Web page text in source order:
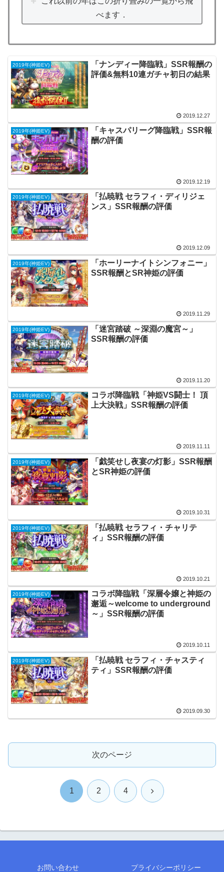
べます．
2019年(神姫EV)
「ナンディー降臨戦」SSR報酬の
評価&無料10連ガチャ初日の結果
2019.12.27
2019年(神姫EV)
「キャスパリーグ降臨戦」SSR報
酬の評価
2019.12.19
2019年(神姫EV)
「払暁戦 セラフィ・ディリジェ
ンス」SSR報酬の評価
2019.12.09
2019年(神姫EV)
「ホーリーナイトシンフォニー」
SSR報酬とSR神姫の評価
2019.11.29
2019年(神姫EV)
「迷宮踏破 ～深淵の魔宮～」
SSR報酬の評価
2019.11.20
2019年(神姫EV)
コラボ降臨戦「神姫VS闘士！ 頂
上大決戦」SSR報酬の評価
2019.11.11
2019年(神姫EV)
「戯笑せし夜宴の灯影」SSR報酬
とSR神姫の評価
2019.10.31
2019年(神姫EV)
「払暁戦 セラフィ・チャリテ
ィ」SSR報酬の評価
2019.10.21
2019年(神姫EV)
コラボ降臨戦「深層令嬢と神姫の
邂逅～welcome to underground
～」SSR報酬の評価
2019.10.11
2019年(神姫EV)
「払暁戦 セラフィ・チャスティ
ティ」SSR報酬の評価
2019.09.30
次のページ
1 2 4 次
お問い合わせ プライバシーポリシー